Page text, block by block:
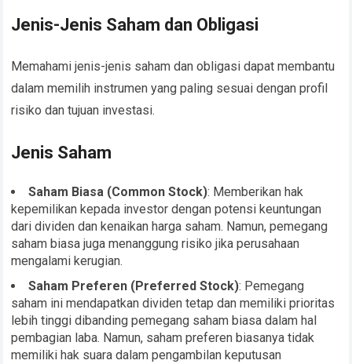
Jenis-Jenis Saham dan Obligasi
Memahami jenis-jenis saham dan obligasi dapat membantu
dalam memilih instrumen yang paling sesuai dengan profil
risiko dan tujuan investasi.
Jenis Saham
Saham Biasa (Common Stock): Memberikan hak
kepemilikan kepada investor dengan potensi keuntungan
dari dividen dan kenaikan harga saham. Namun, pemegang
saham biasa juga menanggung risiko jika perusahaan
mengalami kerugian.
Saham Preferen (Preferred Stock): Pemegang
saham ini mendapatkan dividen tetap dan memiliki prioritas
lebih tinggi dibanding pemegang saham biasa dalam hal
pembagian laba. Namun, saham preferen biasanya tidak
memiliki hak suara dalam pengambilan keputusan